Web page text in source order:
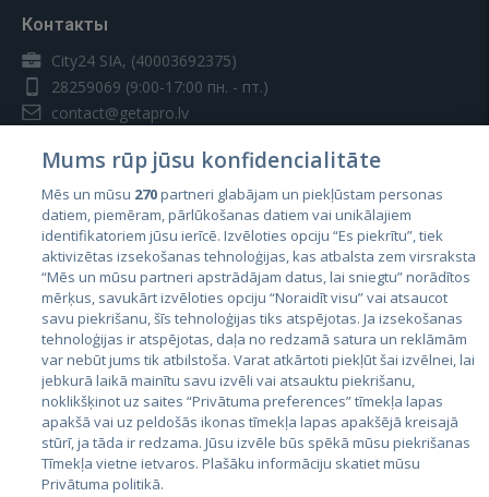
Контакты
City24 SIA, (40003692375)
28259069 (9:00-17:00 пн. - пт.)
contact@getapro.lv
Страны
Эстония
Латвия
Литва
Mums rūp jūsu konfidencialitāte
Mēs un mūsu 270partneri glabājam un piekļūstam personas
datiem, piemēram, pārlūkošanas datiem vai unikālajiem
identifikatoriem jūsu ierīcē. Izvēloties opciju “Es piekrītu”, tiek
aktivizētas izsekošanas tehnoloģijas, kas atbalsta zem virsraksta
“Mēs un mūsu partneri apstrādājam datus, lai sniegtu” norādītos
mērķus, savukārt izvēloties opciju “Noraidīt visu” vai atsaucot
savu piekrišanu, šīs tehnoloģijas tiks atspējotas. Ja izsekošanas
tehnoloģijas ir atspējotas, daļa no redzamā satura un reklāmām
var nebūt jums tik atbilstoša. Varat atkārtoti piekļūt šai izvēlnei, lai
jebkurā laikā mainītu savu izvēli vai atsauktu piekrišanu,
noklikšķinot uz saites “Privātuma preferences” tīmekļa lapas
apakšā vai uz peldošās ikonas tīmekļa lapas apakšējā kreisajā
stūrī, ja tāda ir redzama. Jūsu izvēle būs spēkā mūsu piekrišanas
Tīmekļa vietne ietvaros. Plašāku informāciju skatiet mūsu
Privātuma politikā.